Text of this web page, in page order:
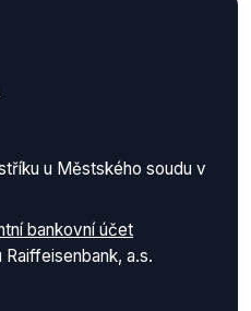
u Městského soudu v
bankovní účet
a.s.